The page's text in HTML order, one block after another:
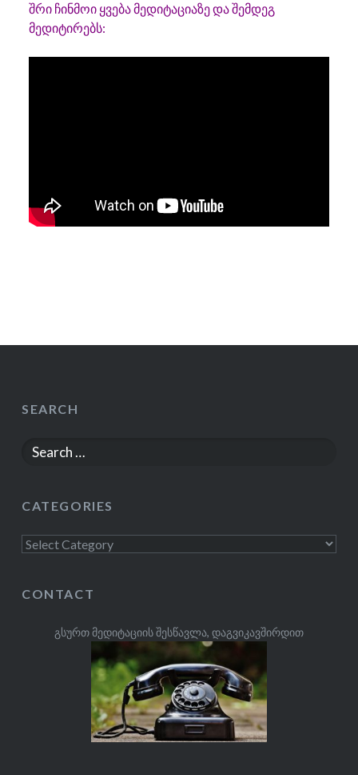
შრი ჩინმოი ყვება მედიტაციაზე და შემდეგ
მედიტირებს:
SEARCH
Search
CATEGORIES
Categories
CONTACT
გსურთ მედიტაციის შესწავლა, დაგვიკავშირდით